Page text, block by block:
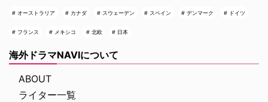
オーストラリア カナダ スウェーデン スペイン デンマーク ドイツ
フランス メキシコ 北欧 日本
海外ドラマNAVIについて
ABOUT
ライター一覧